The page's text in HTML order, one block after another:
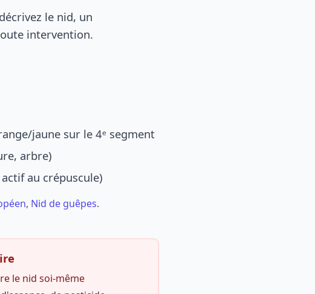
le nid, un
intervention.
jaune sur le 4ᵉ segment
arbre)
au crépuscule)
, Nid de guêpes.
le nid soi-même